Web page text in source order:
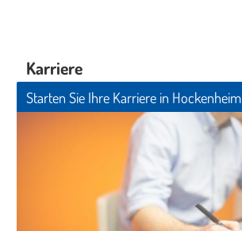
Karriere
Starten Sie Ihre Karriere in Hockenheim